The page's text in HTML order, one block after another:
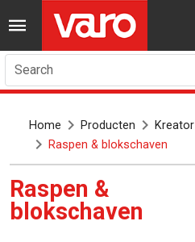
Search
Home Producten Kreator
Raspen & blokschaven
Raspen &
blokschaven